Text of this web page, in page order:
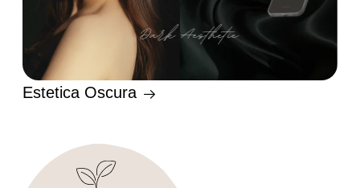
Estetica Oscura